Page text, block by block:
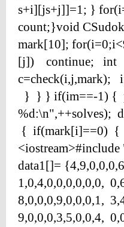
s+i][js+j]]=1; }
count;}void
mark[10];
[j]) continue; int
} } } if(im==-1) {
%d:\n",++solves);
{ if(mark[i]==0) {
data1[]=
1,0,4,0,0,0,0,0,0,
8,0,0,0,9,0,0,0,1,
9,0,0,0,3,5,0,0,4,